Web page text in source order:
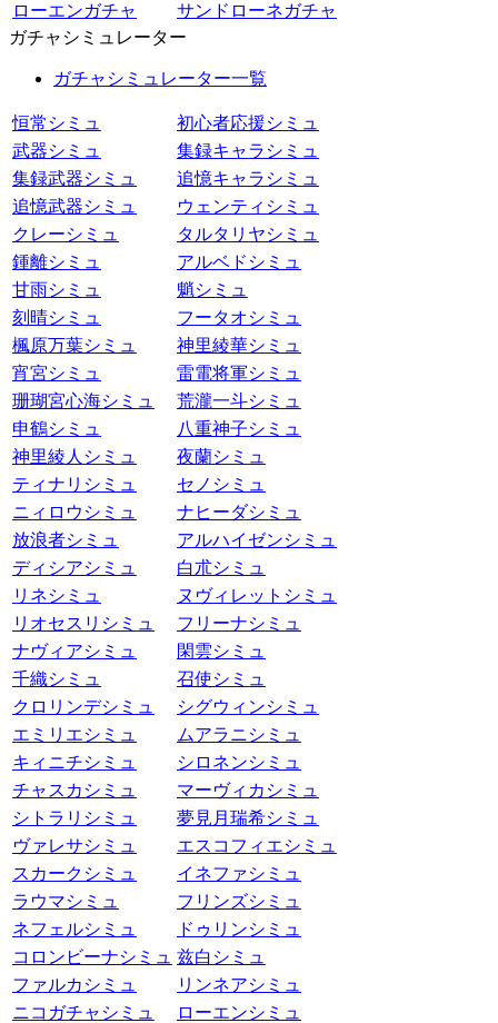
ローエンガチャ
サンドローネガチャ
ガチャシミュレーター
ガチャシミュレーター一覧
恒常シミュ
初心者応援シミュ
武器シミュ
集録キャラシミュ
集録武器シミュ
追憶キャラシミュ
追憶武器シミュ
ウェンティシミュ
クレーシミュ
タルタリヤシミュ
鍾離シミュ
アルベドシミュ
甘雨シミュ
魈シミュ
刻晴シミュ
フータオシミュ
楓原万葉シミュ
神里綾華シミュ
宵宮シミュ
雷電将軍シミュ
珊瑚宮心海シミュ
荒瀧一斗シミュ
申鶴シミュ
八重神子シミュ
神里綾人シミュ
夜蘭シミュ
ティナリシミュ
セノシミュ
ニィロウシミュ
ナヒーダシミュ
放浪者シミュ
アルハイゼンシミュ
ディシアシミュ
白朮シミュ
リネシミュ
ヌヴィレットシミュ
リオセスリシミュ
フリーナシミュ
ナヴィアシミュ
閑雲シミュ
千織シミュ
召使シミュ
クロリンデシミュ
シグウィンシミュ
エミリエシミュ
ムアラニシミュ
キィニチシミュ
シロネンシミュ
チャスカシミュ
マーヴィカシミュ
シトラリシミュ
夢見月瑞希シミュ
ヴァレサシミュ
エスコフィエシミュ
スカークシミュ
イネファシミュ
ラウマシミュ
フリンズシミュ
ネフェルシミュ
ドゥリンシミュ
コロンビーナシミュ 兹白シミュ
ファルカシミュ
リンネアシミュ
ニコガチャシミュ
ローエンシミュ